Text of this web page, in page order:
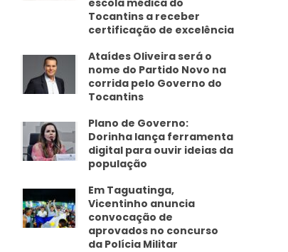
escola médica do
Tocantins a receber
certificação de excelência
Ataídes Oliveira será o
nome do Partido Novo na
corrida pelo Governo do
Tocantins
Plano de Governo:
Dorinha lança ferramenta
digital para ouvir ideias da
população
Em Taguatinga,
Vicentinho anuncia
convocação de
aprovados no concurso
da Polícia Militar